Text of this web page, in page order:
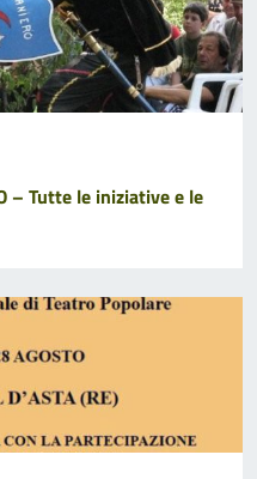
– Tutte le iniziative e le